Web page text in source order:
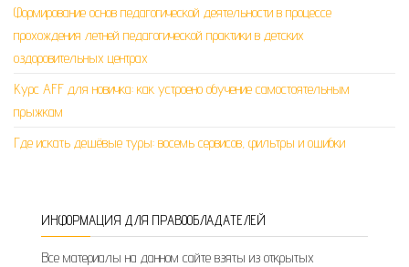
Формирование основ педагогической деятельности в процессе
прохождения летней педагогической практики в детских
оздоровительных центрах
Курс AFF для новичка: как устроено обучение самостоятельным
прыжкам
Где искать дешёвые туры: восемь сервисов, фильтры и ошибки
ИНФОРМАЦИЯ ДЛЯ ПРАВООБЛАДАТЕЛЕЙ
Все материалы на данном сайте взяты из открытых